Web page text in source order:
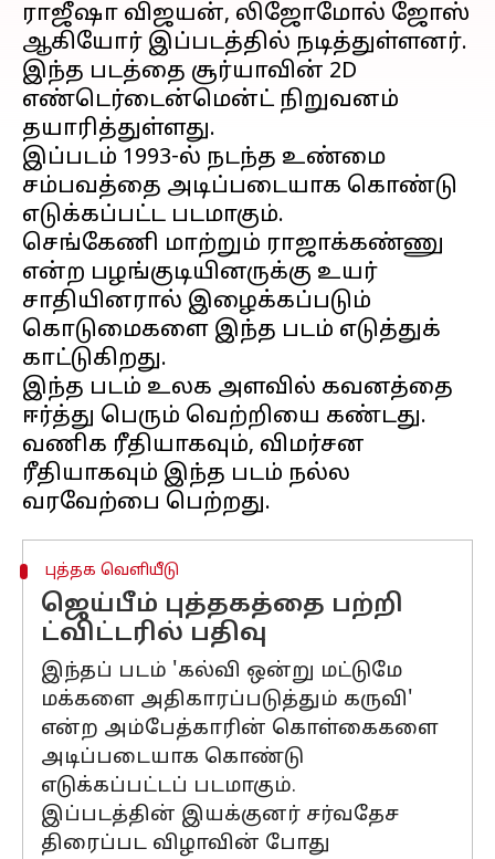
ராஜீஷா விஜயன், லிஜோமோல் ஜோஸ்
ஆகியோர் இப்படத்தில் நடித்துள்ளனர்.
இந்த படத்தை சூர்யாவின் 2D
எண்டெர்டைன்மென்ட் நிறுவனம்
தயாரித்துள்ளது.
இப்படம் 1993-ல் நடந்த உண்மை
சம்பவத்தை அடிப்படையாக கொண்டு
எடுக்கப்பட்ட படமாகும்.
செங்கேணி மாற்றும் ராஜாக்கண்ணு
என்ற பழங்குடியினருக்கு உயர்
சாதியினரால் இழைக்கப்படும்
கொடுமைகளை இந்த படம் எடுத்துக்
காட்டுகிறது.
இந்த படம் உலக அளவில் கவனத்தை
ஈர்த்து பெரும் வெற்றியை கண்டது.
வணிக ரீதியாகவும், விமர்சன
ரீதியாகவும் இந்த படம் நல்ல
புத்தக வெளியீடு
ஜெய்பீம் புத்தகத்தை பற்றி
ட்விட்டரில் பதிவு
இந்தப் படம் 'கல்வி ஒன்று மட்டுமே
மக்களை அதிகாரப்படுத்தும் கருவி'
என்ற அம்பேத்காரின் கொள்கைகளை
அடிப்படையாக கொண்டு
எடுக்கப்பட்டப் படமாகும்.
இப்படத்தின் இயக்குனர் சர்வதேச
திரைப்பட விழாவின் போது